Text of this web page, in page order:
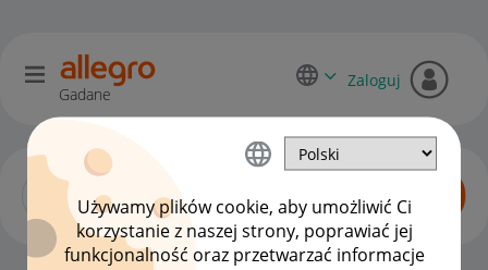
Używamy plików cookie, aby umożliwić Ci
korzystanie z naszej strony, poprawiać jej
funkcjonalność oraz przetwarzać informacje
Gadane
Zaloguj